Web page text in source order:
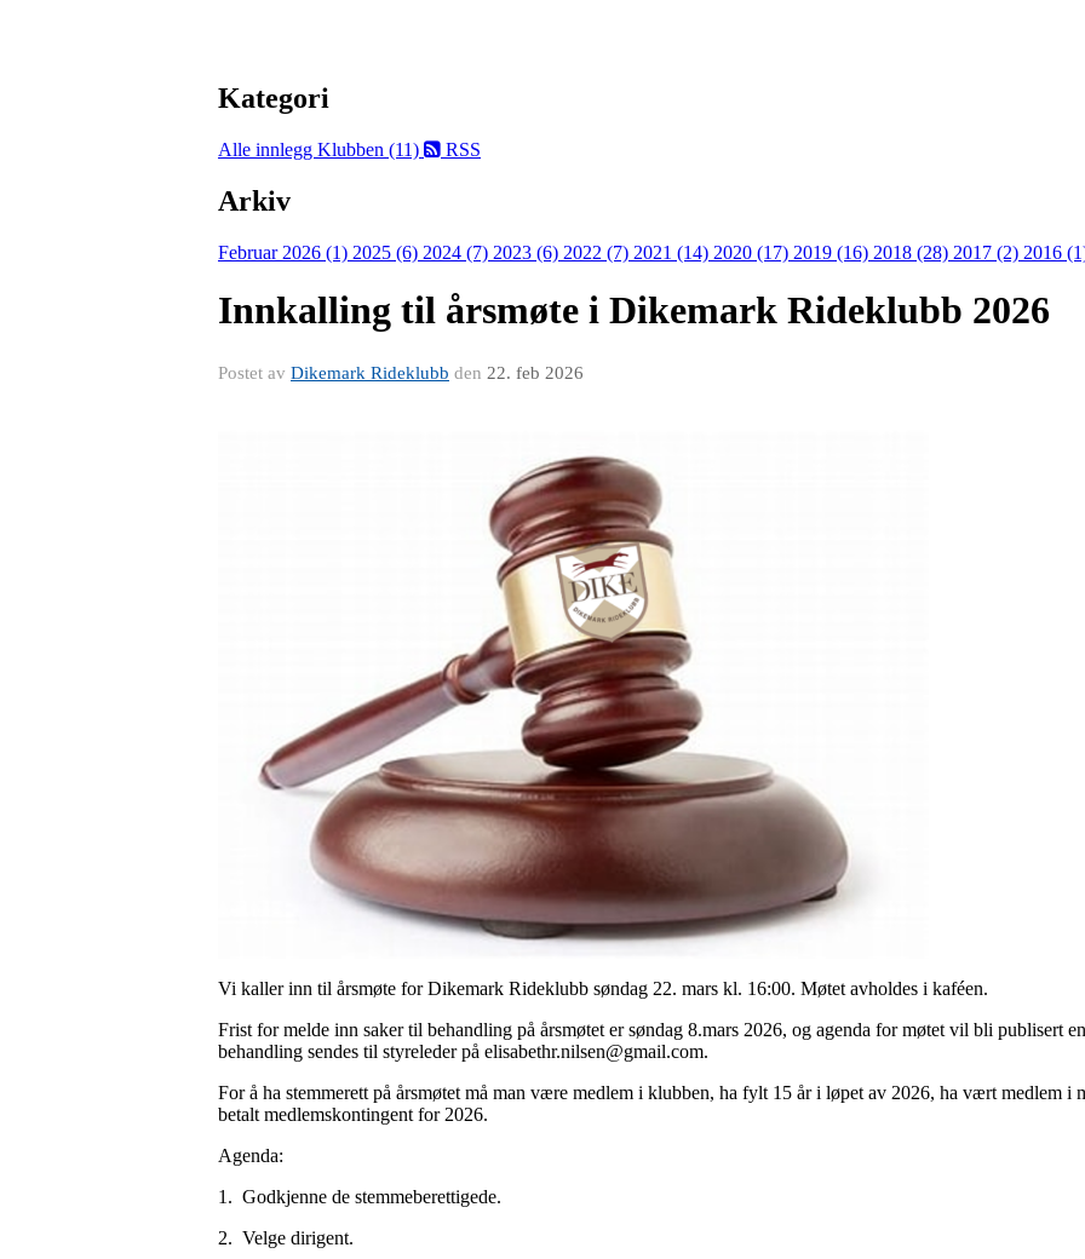
Kategori
Alle innlegg Klubben (11) RSS
Arkiv
Februar 2026 (1) 2025 (6) 2024 (7) 2023 (6) 2022 (7) 2021 (14) 2020 (17) 2019 (16) 2018 (28) 2017 (2) 2016
Innkalling til årsmøte i Dikemark Rideklubb 2026
Postet av Dikemark Rideklubb den 22. feb 2026
Vi kaller inn til årsmøte for Dikemark Rideklubb søndag 22. mars kl. 16:00. Møtet avholdes i kaféen.
Frist for melde inn saker til behandling på årsmøtet er søndag 8.mars 2026, og agenda for møtet vil bli publisert
behandling sendes til styreleder på elisabethr.nilsen@gmail.com.
For å ha stemmerett på årsmøtet må man være medlem i klubben, ha fylt 15 år i løpet av 2026, ha vært medlem i
betalt medlemskontingent for 2026.
Agenda:
1. Godkjenne de stemmeberettigede.
2. Velge dirigent.